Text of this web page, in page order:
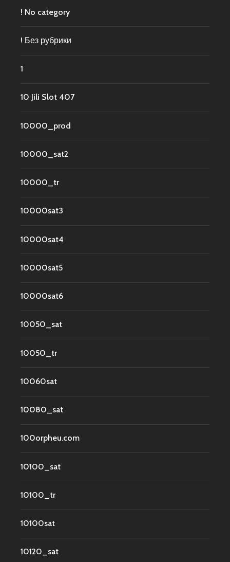
! No category
! Без рубрики
1
10 Jili Slot 407
10000_prod
10000_sat2
10000_tr
10000sat3
10000sat4
10000sat5
10000sat6
10050_sat
10050_tr
10060sat
10080_sat
100orpheu.com
10100_sat
10100_tr
10100sat
10120_sat